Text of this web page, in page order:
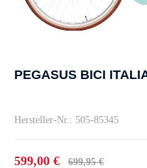
PEGASUS BICI
Hersteller-Nr.: 505-85345
599,00 € 699,95 €